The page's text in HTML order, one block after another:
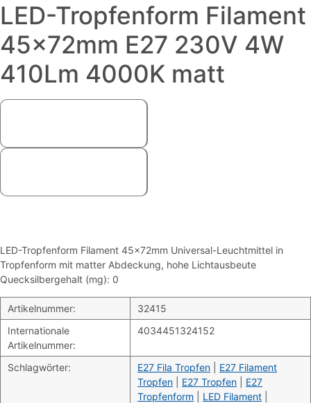
LED-Tropfenform Filament
45x72mm E27 230V 4W
410Lm 4000K matt
LED-Tropfenform Filament 45x72mm Universal-Leuchtmittel in
Tropfenform mit matter Abdeckung, hohe Lichtausbeute
Quecksilbergehalt (mg): 0
Artikelnummer:
32415
Internationale
Artikelnummer:
4034451324152
Schlagwörter: E27 Fila Tropfen
E27 Filament
Tropfen
E27 Tropfen
E27
Tropfenform
LED Filament